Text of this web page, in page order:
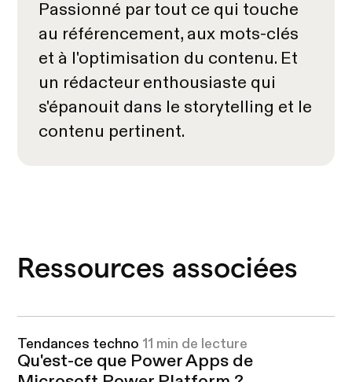
Passionné par tout ce qui touche
au référencement, aux mots-clés
et à l'optimisation du contenu. Et
un rédacteur enthousiaste qui
s'épanouit dans le storytelling et le
contenu pertinent.
Ressources associées
Tendances techno 11 min de lecture
Qu'est-ce que Power Apps de